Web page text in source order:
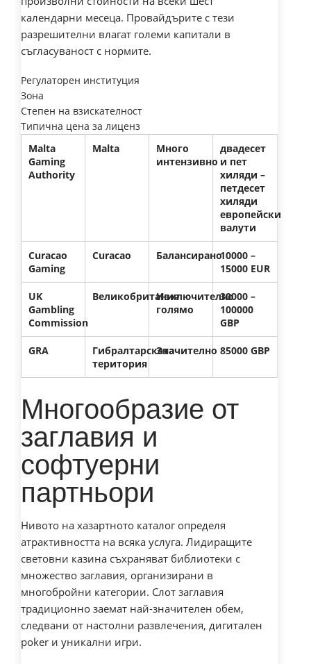
календарни месеца. Провайдърите с тези
разрешителни влагат големи капитали в
съгласуваност с нормите.
Регулаторен институция
Зона
Степен на взискателност
Типична цена за лиценз
Malta
Gaming
Authority
Malta
Много
интензивно
двадесет
и пет
хиляди –
петдесет
хиляди
европейски
валути
Curacao
Gaming
Curacao Балансирано10000 –
15000 EUR
UK
Gambling
Commission
ВеликобританияИзключително
голямо
30000 –
100000
GBP
GRA
Гибралтарската
територия
Значително 85000 GBP
Многообразие от
заглавия и
софтуерни
партньори
Нивото на хазартното каталог определя
атрактивността на всяка услуга. Лидиращите
световни казина съхраняват библиотеки с
множество заглавия, организирани в
многобройни категории. Слот заглавия
традиционно заемат най-значителен обем,
следвани от настолни развлечения, дигитален
poker и уникални игри.